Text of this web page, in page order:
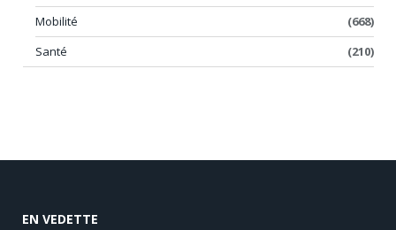
Mobilité
(668)
Santé
(210)
EN VEDETTE